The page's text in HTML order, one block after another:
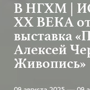
В НГХМ |
ХХ ВЕКА
выставка
Алексей
Живопись»